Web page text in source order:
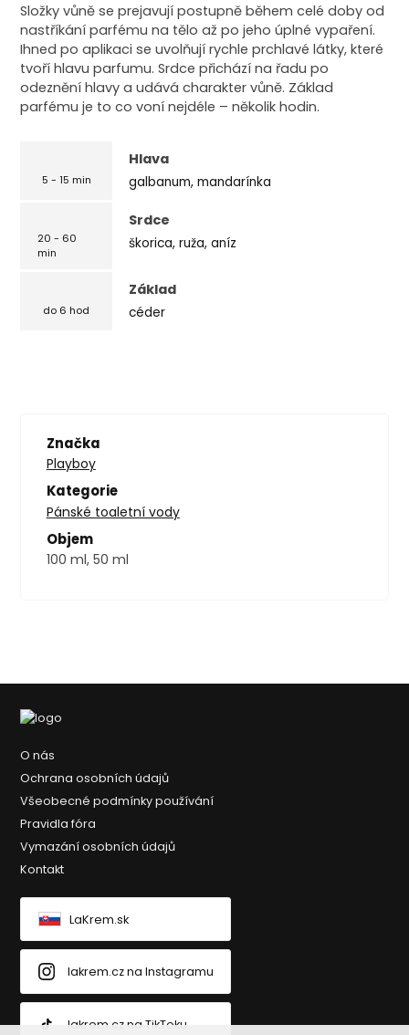
Složky vůně se prejavují postupně během celé doby od
nastříkání parfému na tělo až po jeho úplné vypaření.
Ihned po aplikaci se uvolňují rychle prchlavé látky, které
tvoří hlavu parfumu. Srdce přichází na řadu po
odeznění hlavy a udává charakter vůně. Základ
parfému je to co voní nejdéle – několik hodin.
5 - 15 min
Hlava
galbanum, mandarínka
20 - 60
min
Srdce
škorica, ruža, aníz
do 6 hod
Základ
céder
Značka
Playboy
Kategorie
Pánské toaletní vody
Objem
100 ml, 50 ml
O nás
Ochrana osobních údajů
Všeobecné podmínky používání
Pravidla fóra
Vymazání osobních údajů
Kontakt
LaKrem.sk
lakrem.cz na Instagramu
lakrem.cz na TikToku